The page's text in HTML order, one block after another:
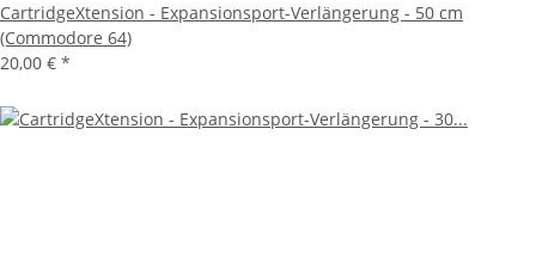
CartridgeXtension - Expansionsport-Verlängerung - 50 cm
(Commodore 64)
20,00 € *